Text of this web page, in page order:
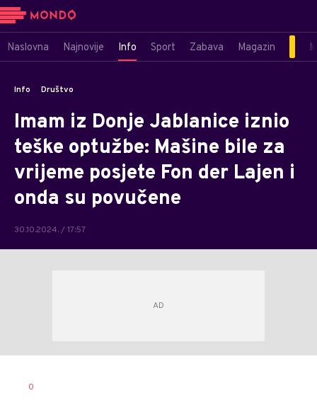
Naslovna Najnovije Info Sport Zabava Magazin
Info Društvo
Imam iz Donje Jablanice iznio
teške optužbe: Mašine bile za
vrijeme posjete Fon der Lajen i
onda su povučene
30.10.2024. / 17:57
AUTOR
0